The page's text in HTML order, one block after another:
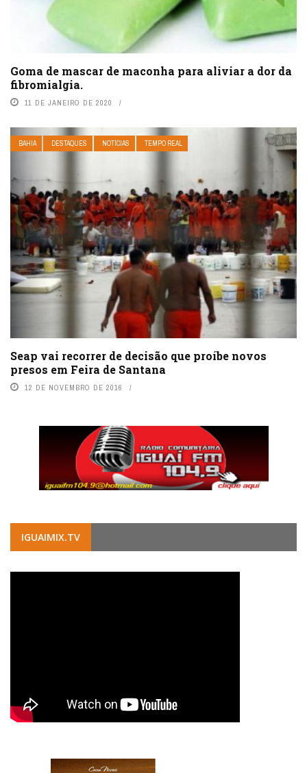
Goma de mascar de maconha para aliviar a dor da
fibromialgia.
11 DE JANEIRO DE 2020
BAHIA DESTAQUES NOTÍCIAS TEMPO REAL
Seap vai recorrer de decisão que proíbe novos
presos em Feira de Santana
12 DE NOVEMBRO DE 2016
IGUAIMIX.TV